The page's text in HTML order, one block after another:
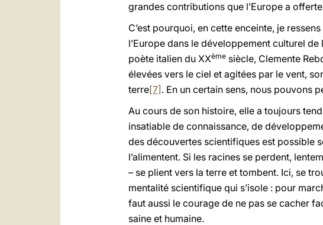
grandes contributions que l’Europe a
C’est pourquoi, en cette enceinte, je
l’Europe dans le développement culturel de
poète italien du XXème siècle, Clemente
élevées vers le ciel et agitées par le vent,
terre[7] . En un certain sens, nous pouvons
Au cours de son histoire, elle a toujours
insatiable de connaissance, de
des découvertes scientifiques est possible
l’alimentent. Si les racines se perdent,
– se plient vers la terre et tombent. Ici, se
mentalité scientifique qui s’isole : pour
faut aussi le courage de ne pas se cacher
saine et humaine.